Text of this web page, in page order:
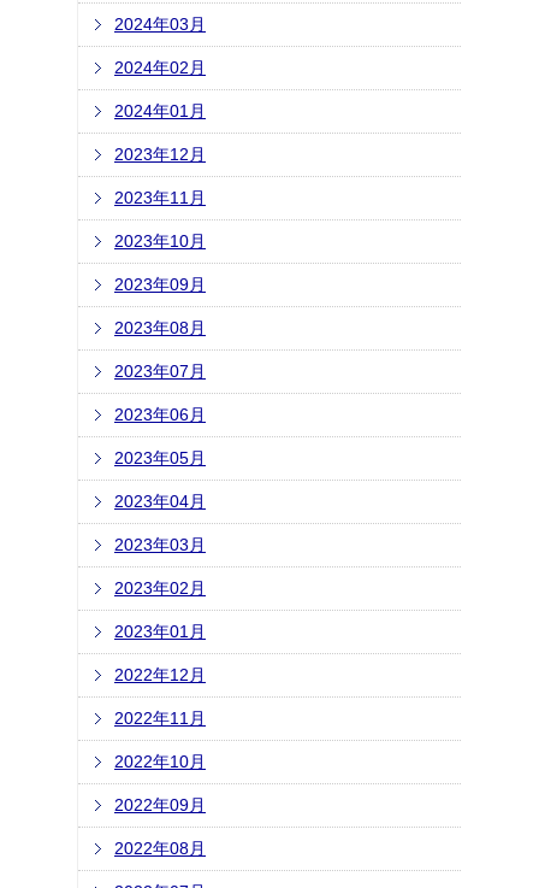
2024年03月
2024年02月
2024年01月
2023年12月
2023年11月
2023年10月
2023年09月
2023年08月
2023年07月
2023年06月
2023年05月
2023年04月
2023年03月
2023年02月
2023年01月
2022年12月
2022年11月
2022年10月
2022年09月
2022年08月